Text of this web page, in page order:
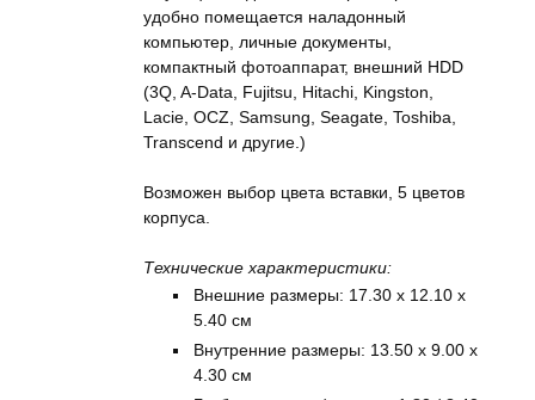
удобно помещается наладонный
компьютер, личные документы,
компактный фотоаппарат, внешний HDD
(3Q, A-Data, Fujitsu, Hitachi, Kingston,
Lacie, OCZ, Samsung, Seagate, Toshiba,
Transcend и другие.)
Возможен выбор цвета вставки, 5 цветов
корпуса.
Технические характеристики:
Внешние размеры: 17.30 x 12.10 x
5.40 см
Внутренние размеры: 13.50 x 9.00 x
4.30 см